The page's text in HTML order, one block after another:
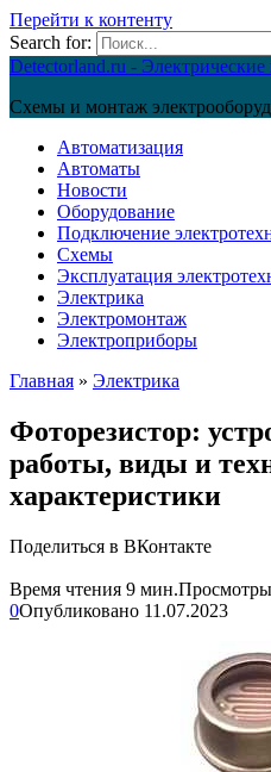
Перейти к контенту
Search for:
Detectorland.ru -
Схемы и монтаж
Автоматизация
Автоматы
Новости
Оборудование
Подключение
Схемы
Эксплуатация
Электрика
Электромонтаж
Электроприборы
Главная » Электрика
Фоторезистор:
работы, виды и
характеристики
Поделиться в ВКонтакте
Время чтения 9 мин.Просмотры
0Опубликовано 11.07.2023